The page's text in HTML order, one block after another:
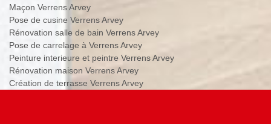
Maçon Verrens Arvey
Pose de cusine Verrens Arvey
Rénovation salle de bain Verrens Arvey
Pose de carrelage à Verrens Arvey
Peinture interieure et peintre Verrens Arvey
Rénovation maison Verrens Arvey
Création de terrasse Verrens Arvey